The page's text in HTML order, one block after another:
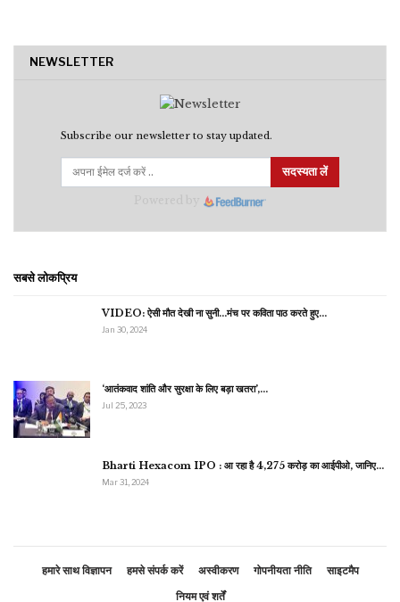
NEWSLETTER
Subscribe our newsletter to stay updated.
सदस्यता लें
सबसे लोकप्रिय
VIDEO: ऐसी मौत देखी ना सुनी…मंच पर कविता पाठ करते हुए…
Jan 30, 2024
‘आतंकवाद शांति और सुरक्षा के लिए बड़ा खतरा’,…
Jul 25, 2023
Bharti Hexacom IPO : आ रहा है 4,275 करोड़ का आईपीओ, जानिए…
Mar 31, 2024
हमारे साथ विज्ञापन हमसे संपर्क करें अस्वीकरण गोपनीयता नीति
साइटमैप
नियम एवं शर्तें